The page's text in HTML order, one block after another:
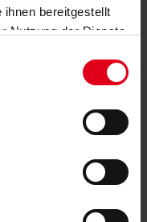
bereitgestellt
Nutzung der Dienste